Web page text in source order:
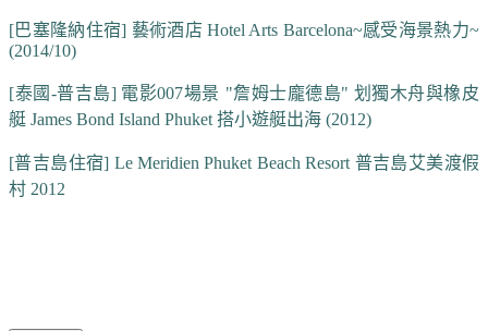
[巴塞隆納住宿] 藝術酒店 Hotel Arts Barcelona~感受海景熱力~
(2014/10)
[泰國-普吉島] 電影007場景 "詹姆士龐德島" 划獨木舟與橡皮
艇 James Bond Island Phuket 搭小遊艇出海 (2012)
[普吉島住宿] Le Meridien Phuket Beach Resort 普吉島艾美渡假
村 2012